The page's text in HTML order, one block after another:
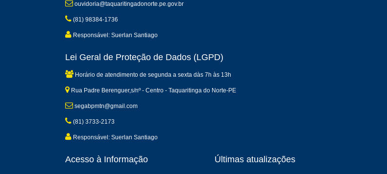
ouvidoria@taquaritingadonorte.pe.gov.br
(81) 98384-1736
Responsável: Suerlan Santiago
Lei Geral de Proteção de Dados (LGPD)
Horário de atendimento de segunda a sexta dàs 7h às 13h
Rua Padre Berenguer,s/nº - Centro - Taquaritinga do Norte-PE
segabpmtn@gmail.com
(81) 3733-2173
Responsável: Suerlan Santiago
Acesso à Informação Últimas atualizações